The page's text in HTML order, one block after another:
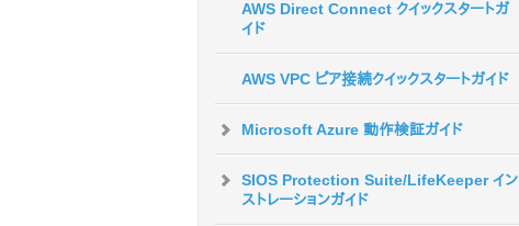
AWS Direct Connect クイックスタートガ
イド
AWS VPC ピア接続クイックスタートガイド
Microsoft Azure 動作検証ガイド
SIOS Protection Suite/LifeKeeper イン
ストレーションガイド